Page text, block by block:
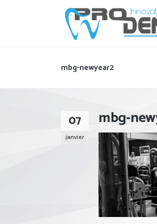
mbg-newyear2
07
janvier
mbg-